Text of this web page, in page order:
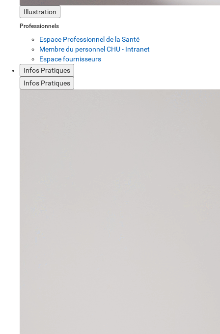
Illustration
Professionnels
Espace Professionnel de la Santé
Membre du personnel CHU - Intranet
Espace fournisseurs
Infos Pratiques
Infos Pratiques